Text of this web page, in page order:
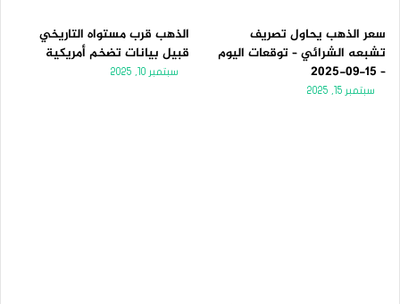
سعر الذهب يحاول تصريف
تشبعه الشرائي – توقعات اليوم
– 15-09-2025
سبتمبر 15, 2025
الذهب قرب مستواه التاريخي
قبيل بيانات تضخم أمريكية
سبتمبر 10, 2025